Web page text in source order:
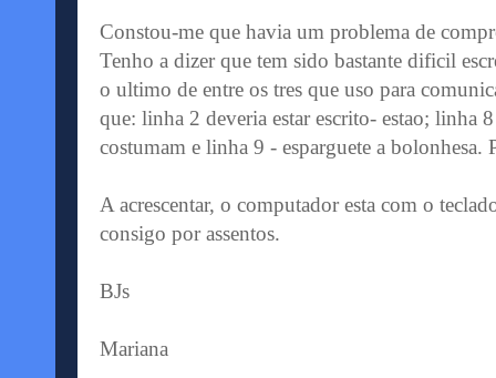
Constou-me que havia um problema de
Tenho a dizer que tem sido bastante dificil
o ultimo de entre os tres que uso para
que: linha 2 deveria estar escrito- estao; linha
costumam e linha 9 - esparguete a bolonhesa.
A acrescentar, o computador esta com o
consigo por assentos.
BJs
Mariana